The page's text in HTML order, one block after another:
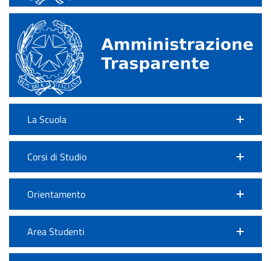
La Scuola
Corsi di Studio
Orientamento
Area Studenti